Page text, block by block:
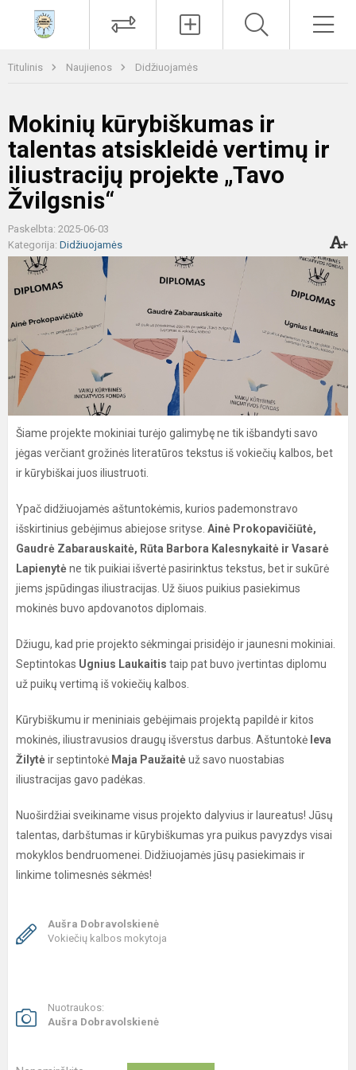
Titulinis Naujienos Didžiuojamės
Mokinių kūrybiškumas ir
talentas atsiskleidė vertimų ir
iliustracijų projekte „Tavo
Žvilgsnis“
Paskelbta: 2025-06-03
Kategorija: Didžiuojamės
Šiame projekte mokiniai turėjo galimybę ne tik išbandyti savo
jėgas verčiant grožinės literatūros tekstus iš vokiečių kalbos, bet
ir kūrybiškai juos iliustruoti.
Ypač didžiuojamės aštuntokėmis, kurios pademonstravo
išskirtinius gebėjimus abiejose srityse. Ainė Prokopavičiūtė,
Gaudrė Zabarauskaitė, Rūta Barbora Kalesnykaitė ir Vasarė
Lapienytėne tik puikiai išvertė pasirinktus tekstus, bet ir sukūrė
jiems įspūdingas iliustracijas. Už šiuos puikius pasiekimus
mokinės buvo apdovanotos diplomais.
Džiugu, kad prie projekto sėkmingai prisidėjo ir jaunesni mokiniai.
Septintokas Ugnius Laukaitis taip pat buvo įvertintas diplomu
už puikų vertimą iš vokiečių kalbos.
Kūrybiškumu ir meniniais gebėjimais projektą papildė ir kitos
mokinės, iliustravusios draugų išverstus darbus. Aštuntokė Ieva
Žilytėir septintokė Maja Paužaitėuž savo nuostabias
iliustracijas gavo padėkas.
Nuoširdžiai sveikiname visus projekto dalyvius ir laureatus! Jūsų
talentas, darbštumas ir kūrybiškumas yra puikus pavyzdys visai
mokyklos bendruomenei. Didžiuojamės jūsų pasiekimais ir
linkime tolimesnės sėkmės!
Aušra Dobravolskienė
Vokiečių kalbos mokytoja
Nuotraukos:
Aušra Dobravolskienė